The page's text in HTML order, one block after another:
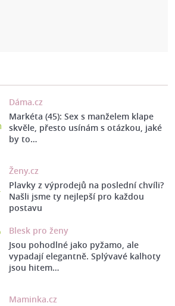
Dáma.cz
Markéta (45): Sex s manželem klape
skvěle, přesto usínám s otázkou, jaké
by to…
Ženy.cz
Plavky z výprodejů na poslední chvíli?
Našli jsme ty nejlepší pro každou
postavu
Blesk pro ženy
Jsou pohodlné jako pyžamo, ale
vypadají elegantně. Splývavé kalhoty
jsou hitem…
Maminka.cz